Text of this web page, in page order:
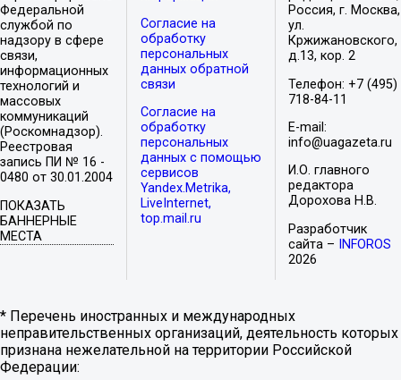
Федеральной
службой по
надзору в сфере
связи,
информационных
технологий и
массовых
коммуникаций
(Роскомнадзор).
Реестровая
запись ПИ № 16 -
0480 от 30.01.2004
ПОКАЗАТЬ
БАННЕРНЫЕ
МЕСТА
Согласие на
обработку
персональных
данных обратной
связи
Согласие на
обработку
персональных
данных с помощью
сервисов
Yandex.Metrika,
LiveInternet,
top.mail.ru
Россия, г. Москва,
ул.
Кржижановского,
д.13, кор. 2
Телефон: +7 (495)
718-84-11
E-mail:
info@uagazeta.ru
И.О. главного
редактора
Дорохова Н.В.
Разработчик
сайта –
INFOROS
2026
* Перечень иностранных и международных
неправительственных организаций, деятельность которых
признана нежелательной на территории Российской
Федерации: